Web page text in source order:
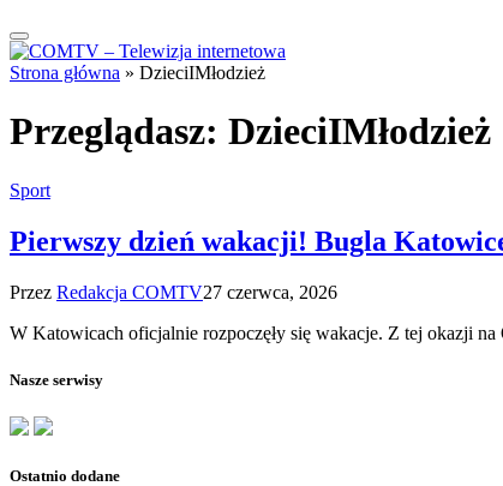
Strona główna » DzieciIMłodzież
Przeglądasz: DzieciIMłodzież
Sport
Pierwszy dzień wakacji! Bugla
Przez Redakcja COMTV27 czerwca, 2026
W Katowicach oficjalnie rozpoczęły się wakacje. Z tej okazji
Nasze serwisy
Ostatnio dodane